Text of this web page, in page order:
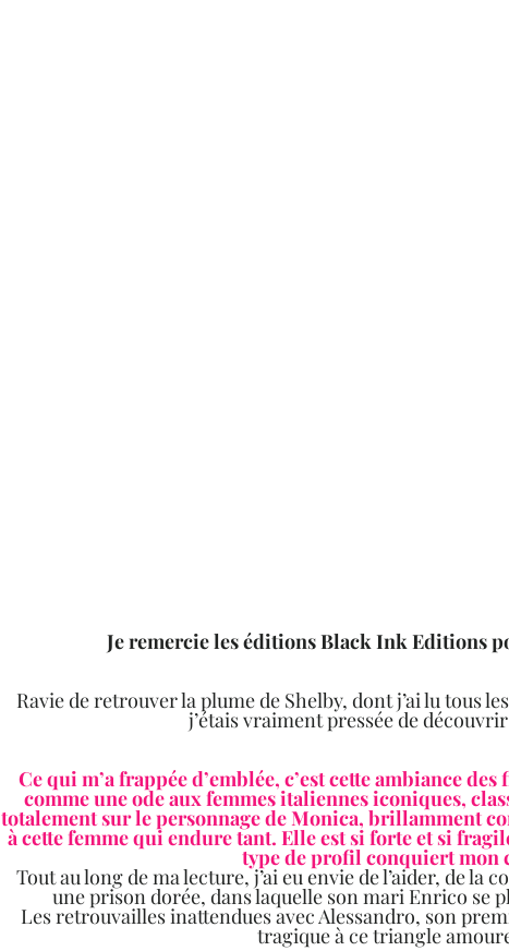
Je remercie les éditions Black Ink Editions
Ravie de retrouver la plume de Shelby, dont j’ai lu tous
j’étais vraiment pressée de
Ce qui m’a frappée d’emblée, c’est cette ambiance
comme une ode aux femmes italiennes iconiques,
totalement sur le personnage de Monica, brillamment
à cette femme qui endure tant. Elle est si forte et si
type de profil conquiert mon
Tout au long de ma lecture, j’ai eu envie de l’aider, de la
une prison dorée, dans laquelle son mari Enrico se
Les retrouvailles inattendues avec Alessandro, son
tragique à ce triangle